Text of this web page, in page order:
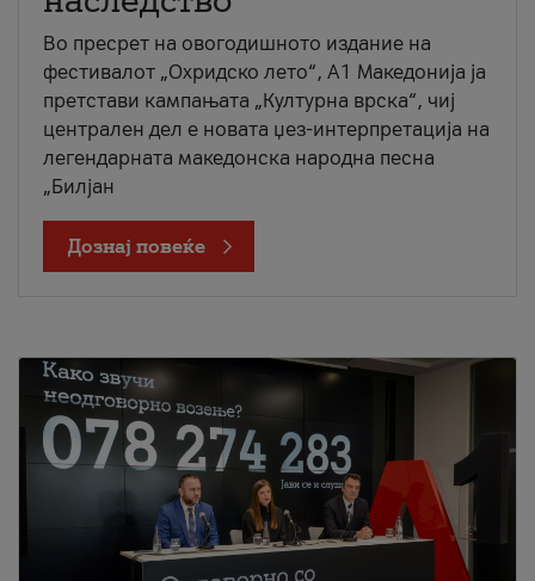
Во пресрет на овогодишното издание на
фестивалот „Охридско лето“, А1 Македонија ја
претстави кампањата „Културна врска“, чиј
централен дел е новата џез-интерпретација на
легендарната македонска народна песна
„Билјан
Дознај повеќе